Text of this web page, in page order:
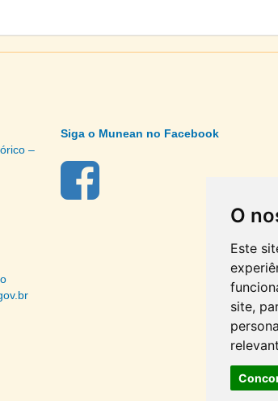
O
Este
site,
–
Siga o Munean no Facebook